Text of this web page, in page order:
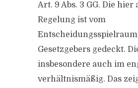
Art. 9 Abs. 3 GG. Die hier
Regelung ist vom
Entscheidungsspielraum
Gesetzgebers gedeckt.
insbesondere auch im
verhältnismäßig. Das